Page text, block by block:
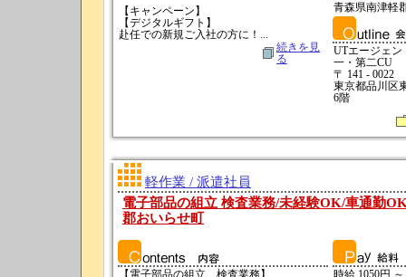
【キャンペーン】
【デジタルギフト】
赴任での新規ご入社の方に！...
続きを見
る
青森県南津軽
UTエージェ
一・第二CU
〒 141 - 0022
東京都品川区
6階
軽作業 / 派遣社員
電子部品の組立 検査業務/未経験OK/車通勤
郡おいらせ町
【電子部品の組立、検査業務】
時給 1050円 ～